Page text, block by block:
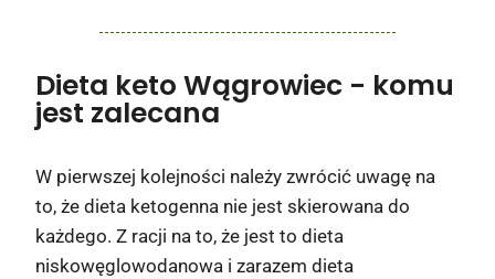
Dieta keto Wągrowiec - komu
jest zalecana
W pierwszej kolejności należy zwrócić uwagę na
to, że dieta ketogenna nie jest skierowana do
każdego. Z racji na to, że jest to dieta
niskowęglowodanowa i zarazem dieta